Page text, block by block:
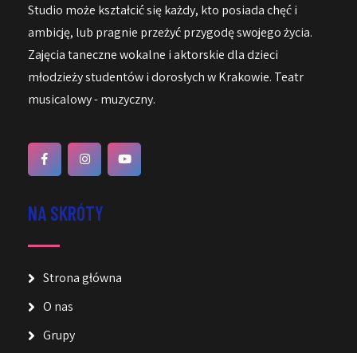
Studio może kształcić się każdy, kto posiada chęć i
ambicję, lub pragnie przeżyć przygodę swojego życia.
Zajęcia taneczne wokalne i aktorskie dla dzieci
młodzieży studentów i dorosłych w Krakowie. Teatr
musicalowy - muzyczny.
NA SKRÓTY
Strona główna
O nas
Grupy